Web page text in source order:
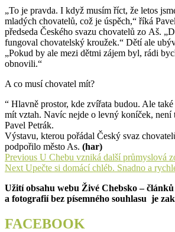
„To je pravda. I když musím říct, že letos
mladých chovatelů, což je úspěch,“ říká
předseda Českého svazu chovatelů zo Aš.
fungoval chovatelský kroužek.“ Dětí ale
„Pokud by ale mezi dětmi zájem byl, rádi
obnovili.“
A co musí chovatel mít?
“ Hlavně prostor, kde zvířata budou. Ale
mít vztah. Navíc nejde o levný koníček, není
Pavel Petrák.
Výstavu, kterou pořádal Český svaz
podpořilo město As. (har)
Navigace
pro
příspěvek
Previous Previous
post:
U Chebu vzniká další průmyslová
Next Next
Upečte si domácí chléb. Snadno a
Užití obsahu webu Živé Chebsko – článků
a fotografií bez písemného souhlasu je
FACEBOOK